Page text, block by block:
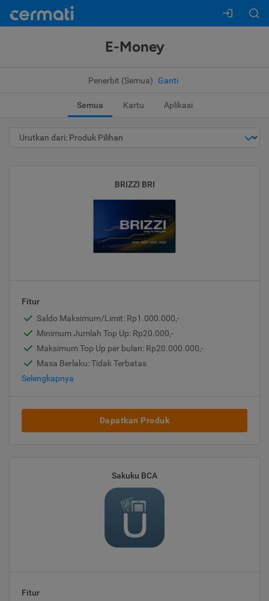
E-Money
Penerbit (Semua) Ganti
Semua Kartu Aplikasi
BRIZZI BRI
Fitur
Saldo Maksimum/Limit: Rp1.000.000,-
Minimum Jumlah Top Up: Rp20.000,-
Maksimum Top Up per bulan: Rp20.000.000,-
Masa Berlaku: Tidak Terbatas
Selengkapnya
Dapatkan Produk
Sakuku BCA
Fitur